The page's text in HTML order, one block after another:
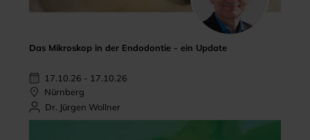
Das Mikroskop in der Endodontie - ein Update
17.10.26 - 17.10.26
Nürnberg
Dr. Jürgen Wollner